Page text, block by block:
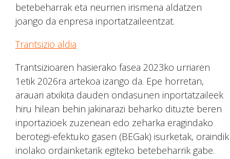
betebeharrak eta neurrien irismena aldatzen
joango da enpresa inportatzaileentzat.
Trantsizio aldia
Trantsizioaren hasierako fasea 2023ko urriaren
1etik 2026ra artekoa izango da. Epe horretan,
arauari atxikita dauden ondasunen inportatzaileek
hiru hilean behin jakinarazi beharko dituzte beren
inportazioek zuzenean edo zeharka eragindako
berotegi-efektuko gasen (BEGak) isurketak, oraindik
inolako ordainketarik egiteko betebeharrik gabe.